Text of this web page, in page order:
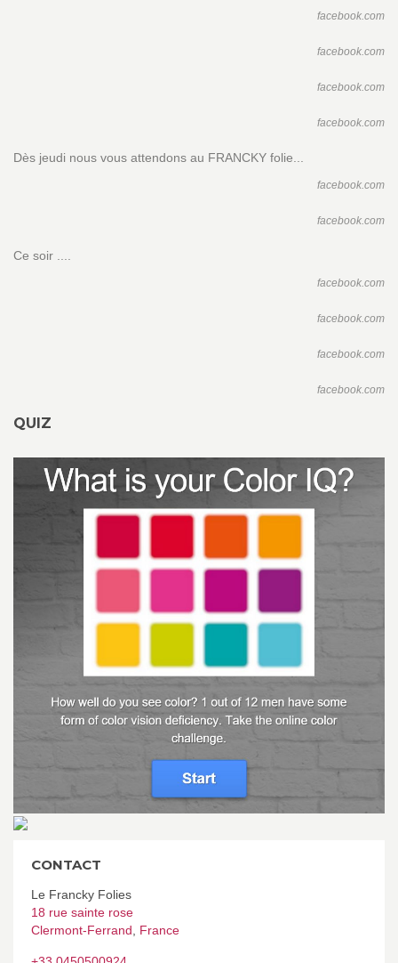
facebook.com
facebook.com
facebook.com
facebook.com
Dès jeudi nous vous attendons au FRANCKY folie...
facebook.com
facebook.com
Ce soir ....
facebook.com
facebook.com
facebook.com
facebook.com
QUIZ
CONTACT
Le Francky Folies
18 rue sainte rose
Clermont-Ferrand
France